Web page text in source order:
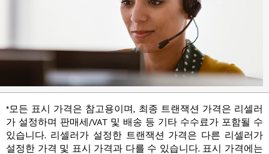
*모든 표시 가격은 참고용이며, 최종 트랜잭션 가격은 리셀러
가 설정하며 판매세/VAT 및 배송 등 기타 수수료가 포함될 수
있습니다. 리셀러가 설정한 트랜잭션 가격은 다른 리셀러가
설정한 가격 및 표시 가격과 다를 수 있습니다. 표시 가격에는